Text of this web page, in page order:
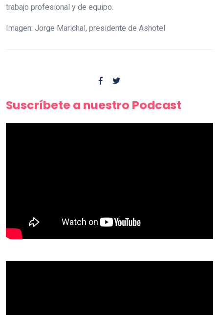
trabajo profesional y de equipo.
Imagen: Jorge Marichal, presidente de Ashotel
Suscríbete a nuestro Podcast